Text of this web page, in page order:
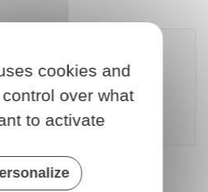
au téléservice
allocations familiales (Cnaf)
cookies and
over what
to activate